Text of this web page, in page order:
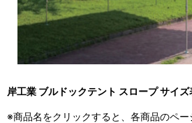
岸工業 ブルドックテント スロープ サイズ
※商品名をクリックすると、各商品のペー